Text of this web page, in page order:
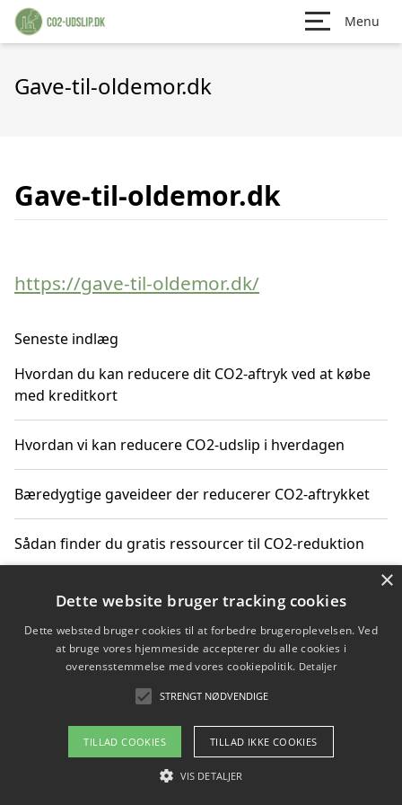
Menu
Gave-til-oldemor.dk
Gave-til-oldemor.dk
https://gave-til-oldemor.dk/
Seneste indlæg
Hvordan du kan reducere dit CO2-aftryk ved at købe
med kreditkort
Hvordan vi kan reducere CO2-udslip i hverdagen
Bæredygtige gaveideer der reducerer CO2-aftrykket
Sådan finder du gratis ressourcer til CO2-reduktion
Hvordan gadgets til hjemmet kan reducere CO2-udslip
Copyright 2026 - Pilanto Aps
Om / kontakt
Blog Betingelser
×
Dette website bruger tracking cookies
Dette websted bruger cookies til at forbedre brugeroplevelsen. Ved
at bruge vores hjemmeside accepterer du alle cookies i
overensstemmelse med vores cookiepolitik. Detaljer
STRENGT NØDVENDIGE
TILLAD COOKIES TILLAD IKKE COOKIES
VIS DETALJER